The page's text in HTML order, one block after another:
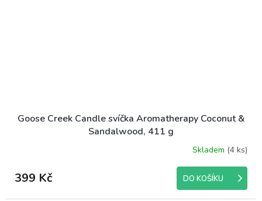
Goose Creek Candle svíčka Aromatherapy Coconut &
Sandalwood, 411 g
Skladem (4 ks)
399 Kč DO KOŠÍKU